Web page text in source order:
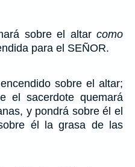
sobre el altar como
para el SEÑOR.
sobre el altar;
el sacerdote quemará
y pondrá sobre él el
él la grasa de las